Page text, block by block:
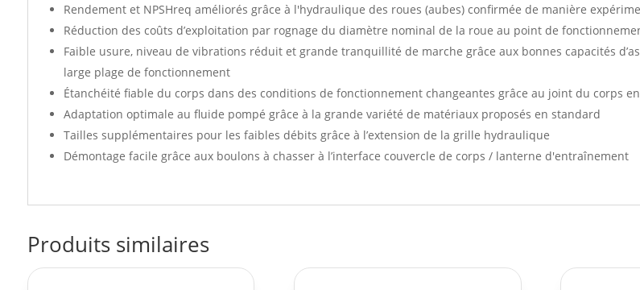
Rendement et NPSHreq améliorés grâce à l'hydraulique des roues (aubes) confirmée de manière
Réduction des coûts d’exploitation par rognage du diamètre nominal de la roue au point de
Faible usure, niveau de vibrations réduit et grande tranquillité de marche grâce aux bonnes capacités
large plage de fonctionnement
Étanchéité fiable du corps dans des conditions de fonctionnement changeantes grâce au joint du corps
Adaptation optimale au fluide pompé grâce à la grande variété de matériaux proposés en standard
Tailles supplémentaires pour les faibles débits grâce à l’extension de la grille hydraulique
Démontage facile grâce aux boulons à chasser à l’interface couvercle de corps / lanterne d'entraînement
Produits similaires